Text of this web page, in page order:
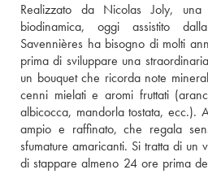
Realizzato da Nicolas Joly,
biodinamica, oggi assistito
Savennières ha bisogno di molti
prima di sviluppare una
un bouquet che ricorda note
cenni mielati e aromi fruttati
albicocca, mandorla tostata, ecc.).
ampio e raffinato, che regala
sfumature amaricanti. Si tratta di un
di stappare almeno 24 ore prima